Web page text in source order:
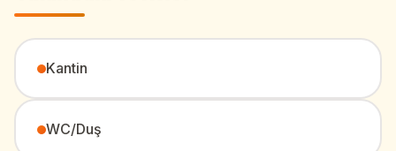
Kantin
WC/Duş